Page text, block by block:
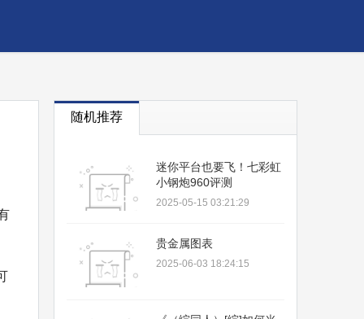
随机推荐
迷你平台也要飞！七彩虹
小钢炮960评测
2025-05-15 03:21:29
贵金属图表
2025-06-03 18:24:15